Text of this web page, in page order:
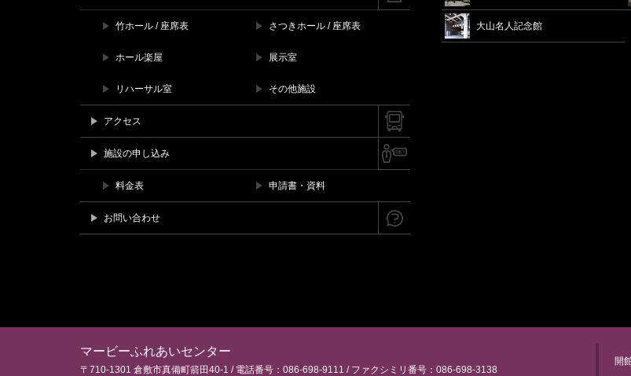
竹ホール / 座席表 さつきホール / 座席表
ホール楽屋 展示室
リハーサル室 その他施設
アクセス
施設の申し込み
料金表 申請書・資料
お問い合わせ
大山名人記念館
マービーふれあいセンター
〒710-1301 倉敷市真備町箭田40-1 電話番号：086-698-9111 ファクシミリ番号：086-698-3138
開